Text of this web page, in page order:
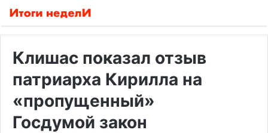
Клишас показал отзыв
патриарха Кирилла на
«пропущенный»
Госдумой закон